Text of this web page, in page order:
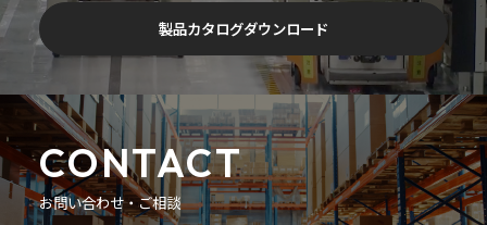
製品カタログダウンロード
CONTACT
お問い合わせ・ご相談